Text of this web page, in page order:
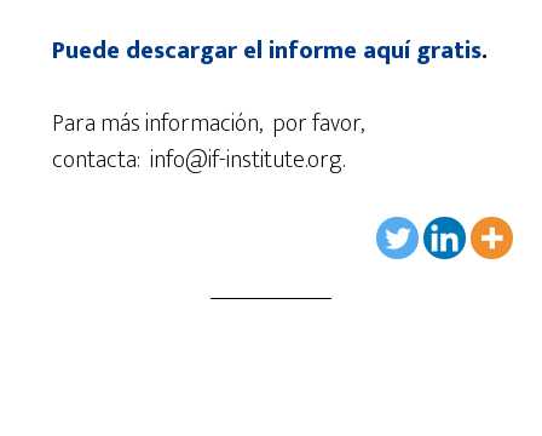
Puede descargar el informe aquí gratis.
Para más información, por favor,
contacta: info@if-institute.org.